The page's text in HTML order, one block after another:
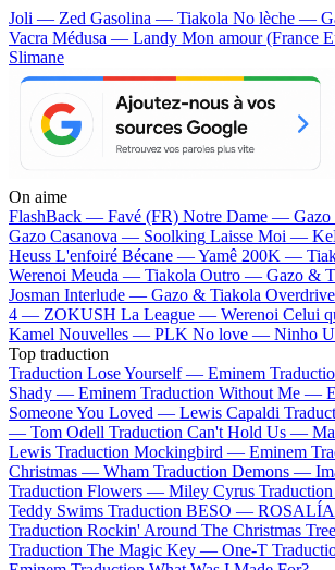
Joli — Zed Gasolina — Tiakola No lèche —
Vacra Médusa — Landy Mon amour (France
Slimane
On aime
FlashBack — Favé (FR) Notre Dame —
Gazo Casanova — Soolking Laisse Moi —
Heuss L'enfoiré Bécane —Yamê 200K —
Werenoi Meuda — Tiakola Outro — Gazo &
Josman Interlude — Gazo & Tiakola
4 — ZOKUSH La League — Werenoi Celui
Kamel Nouvelles — PLK No love — Ninho
Top traduction
Traduction Lose Yourself — Eminem
Shady — Eminem Traduction Without Me —
Someone You Loved — Lewis Capaldi
— Tom Odell Traduction Can't Hold Us —
Lewis Traduction Mockingbird — Eminem
Christmas — Wham Traduction Demons —
Traduction Flowers — Miley Cyrus
Teddy Swims Traduction BESO — ROSALÍA
Traduction Rockin' Around The Christmas
Traduction The Magic Key — One-T